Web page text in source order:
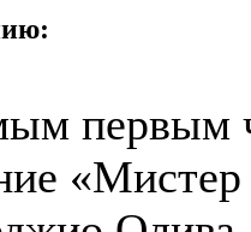
первым